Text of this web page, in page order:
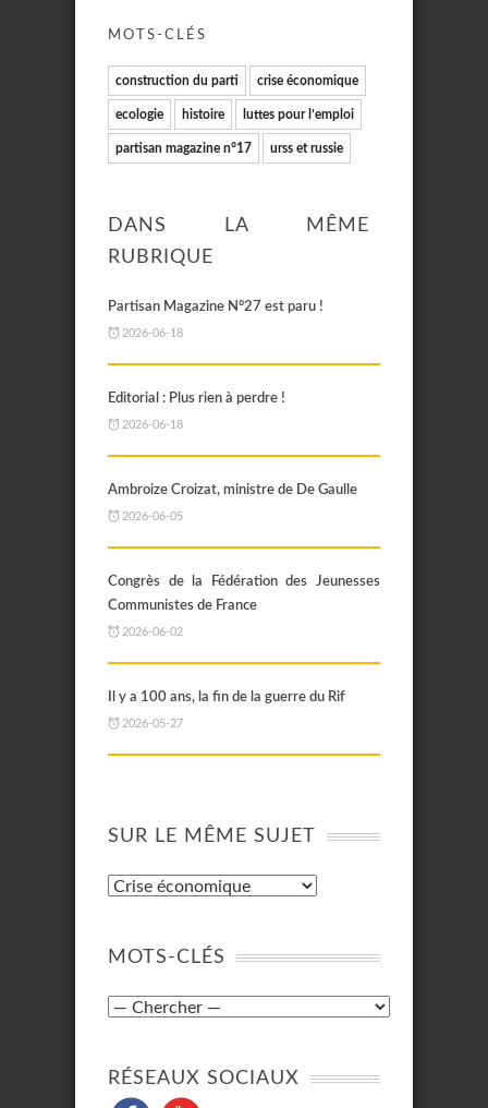
MOTS-CLÉS
construction du parti crise économique
ecologie histoire luttes pour l’emploi
partisan magazine n°17 urss et russie
DANS LA MÊME
RUBRIQUE
Partisan Magazine N°27 est paru !
2026-06-18
Editorial : Plus rien à perdre !
2026-06-18
Ambroize Croizat, ministre de De Gaulle
2026-06-05
Congrès de la Fédération des Jeunesses
Communistes de France
2026-06-02
Il y a 100 ans, la fin de la guerre du Rif
2026-05-27
SUR LE MÊME SUJET
MOTS-CLÉS
RÉSEAUX SOCIAUX